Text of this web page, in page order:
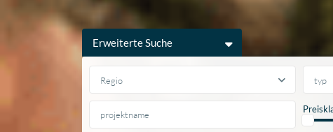
Erweiterte Suche
Regio typ